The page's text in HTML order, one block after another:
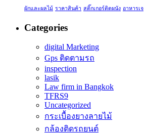
ผักและผลไม้ ราคาสินค้า สติ๊กเกอร์ติดผนัง อาหารเจ
Categories
digital Marketing
Gps ติดตามรถ
inspection
lasik
Law firm in Bangkok
TFRS9
Uncategorized
กระเบื้องยางลายไม้
กล้องติดรถยนต์